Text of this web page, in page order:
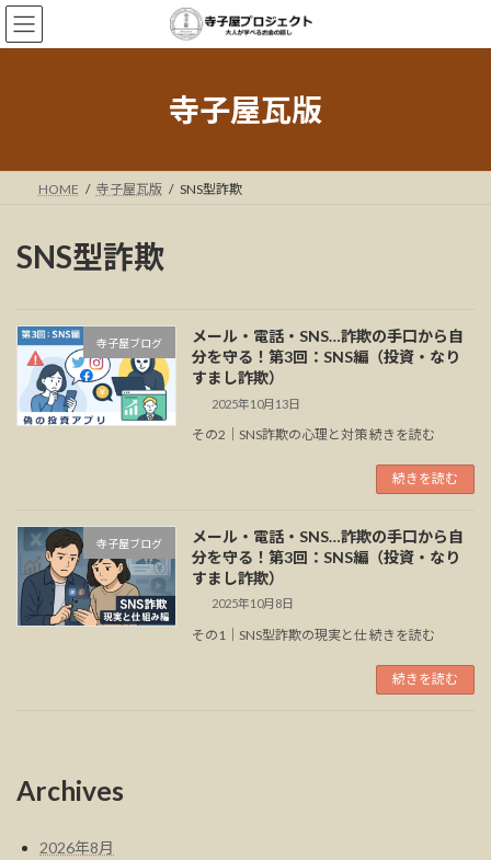
コ
ン
テ
ナ
ビ
ゲ
寺子屋瓦版
HOME 寺子屋瓦版 SNS型詐欺
SNS型詐欺
寺子屋ブログ
メール・電話・SNS…詐欺の手口から自
分を守る！第3回：SNS編（投資・なり
すまし詐欺）
2025年10月13日
その2｜SNS詐欺の心理と対策 続きを読む
続きを読む
寺子屋ブログ
メール・電話・SNS…詐欺の手口から自
分を守る！第3回：SNS編（投資・なり
すまし詐欺）
2025年10月8日
その1｜SNS型詐欺の現実と仕 続きを読む
続きを読む
Archives
2026年8月